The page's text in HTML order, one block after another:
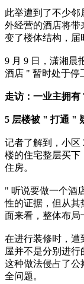
此举遭到了不少
外经营的酒店将带
变了楼体结构，届
9 月 9 日，潇湘晨
酒店 " 暂时处于停
走访：一业主拥有
5 层楼被 " 打通 "
记者了解到，小区
楼的住宅整层买下
住房。
" 听说要做一个酒
性的证据，但从其
面来看，整体布局
在进行装修时，遭
屋并不是分别进
这种做法侵占了公
全问题。